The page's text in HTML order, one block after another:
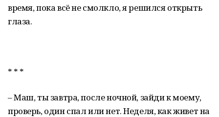
время, пока всё не смолкло, я решился открыть
глаза.
* * *
– Маш, ты завтра, после ночной, зайди к моему,
проверь, один спал или нет. Неделя, как живет на